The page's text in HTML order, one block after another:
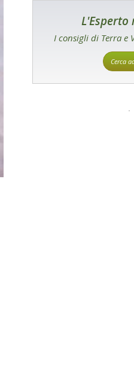
L'Esperto
I consigli di Terra e
Cerca